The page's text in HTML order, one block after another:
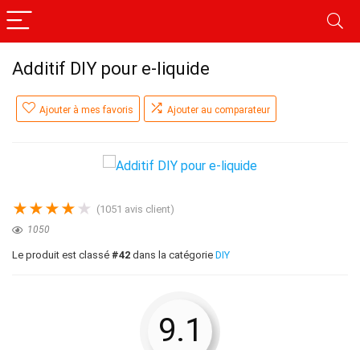
Additif DIY pour e-liquide
Ajouter à mes favoris Ajouter au comparateur
★★★★ ★ (1051 avis client)
1050
Le produit est classé #42 dans la catégorie DIY
9.1